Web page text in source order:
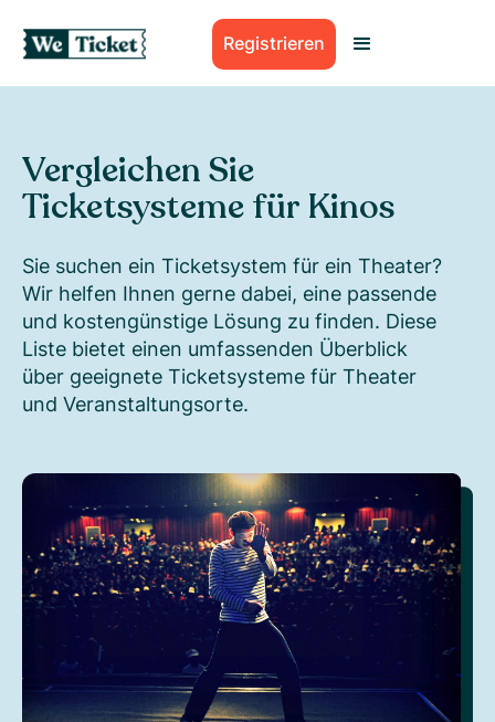
Registrieren
Vergleichen Sie
Ticketsysteme für Kinos
Sie suchen ein Ticketsystem für ein Theater?
Wir helfen Ihnen gerne dabei, eine passende
und kostengünstige Lösung zu finden. Diese
Liste bietet einen umfassenden Überblick
über geeignete Ticketsysteme für Theater
und Veranstaltungsorte.